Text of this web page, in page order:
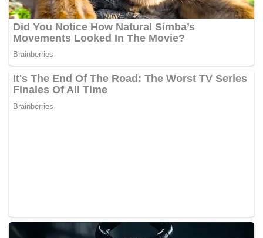
sukar untuk kerajaan pusat berbincang berhubung
masalah itu.
“Keseluruhan tanah Orang Asli adalah seluas 134,440.99
hektar. Daripada jumlah itu, seluas 32,779.37 hektar telah
diwartakan. Sebanyak 19,870.08 hektar sudah lulus cuma
belum diwartakan sementara jumlah tanah dalam
permohonan untuk diwartakan ialah 74,838.86 hektar.